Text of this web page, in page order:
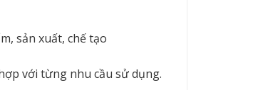
sản xuất, chế tạo
với từng nhu cầu sử dụng.